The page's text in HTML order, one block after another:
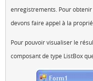
enregistrements. Pour
devons faire appel à la
Pour pouvoir visualiser le
composant de type ListBox